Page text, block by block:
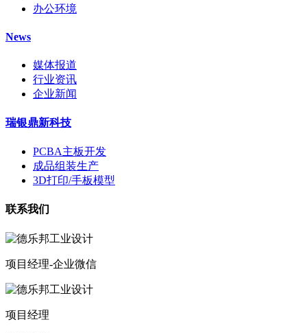
办公环境
News
媒体报道
行业资讯
企业新闻
瑞银鼎新科技
PCBA主板开发
成品组装生产
3D打印/手板模型
联系我们
项目经理-企业微信
项目经理